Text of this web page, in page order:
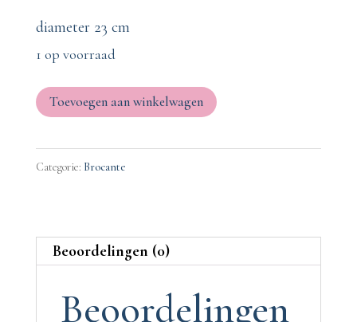
diameter 23 cm
1 op voorraad
Bord
aantal
Toevoegen aan winkelwagen
Categorie: Brocante
Beoordelingen (0)
Beoordelingen